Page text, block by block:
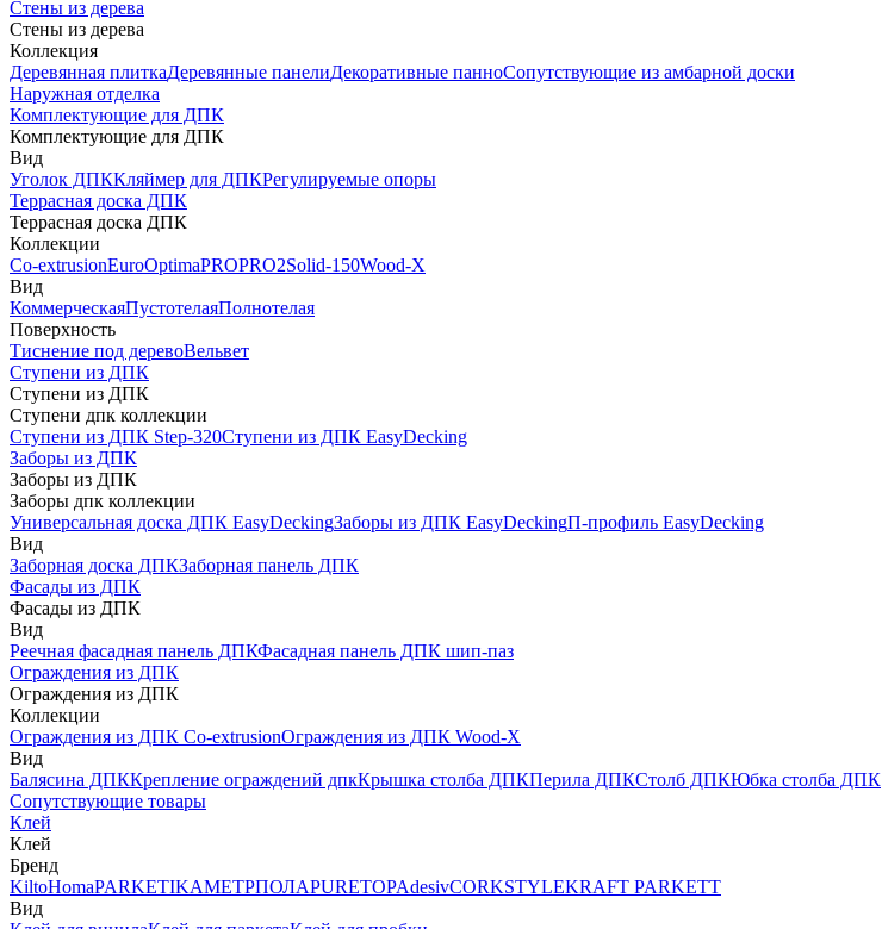
Стены из дерева
Стены из дерева
Коллекция
Деревянная плиткаДеревянные панелиДекоративные панноСопутствующие из амбарной доски
Наружная отделка
Комплектующие для ДПК
Комплектующие для ДПК
Вид
Уголок ДПККляймер для ДПКРегулируемые опоры
Террасная доска ДПК
Террасная доска ДПК
Коллекции
Co-extrusionEuroOptimaPROPRO2Solid-150Wood-X
Вид
КоммерческаяПустотелаяПолнотелая
Поверхность
Тиснение под деревоВельвет
Ступени из ДПК
Ступени из ДПК
Ступени дпк коллекции
Ступени из ДПК Step-320Ступени из ДПК EasyDecking
Заборы из ДПК
Заборы из ДПК
Заборы дпк коллекции
Универсальная доска ДПК EasyDeckingЗаборы из ДПК EasyDeckingП-профиль EasyDecking
Вид
Заборная доска ДПКЗаборная панель ДПК
Фасады из ДПК
Фасады из ДПК
Вид
Реечная фасадная панель ДПКФасадная панель ДПК шип-паз
Ограждения из ДПК
Ограждения из ДПК
Коллекции
Ограждения из ДПК Co-extrusionОграждения из ДПК Wood-X
Вид
Балясина ДПККрепление ограждений дпкКрышка столба ДПКПерила ДПКСтолб ДПКЮбка столба ДПК
Сопутствующие товары
Клей
Клей
Бренд
KiltoHomaPARKETIKAМЕТРПОЛАPURETOPAdesivCORKSTYLEKRAFT PARKETT
Вид